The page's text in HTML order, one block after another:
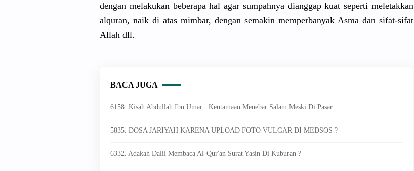
dengan melakukan beberapa hal agar sumpahnya dianggap kuat seperti meletakkan
alquran, naik di atas mimbar, dengan semakin memperbanyak Asma dan sifat-sifat
Allah dll.
BACA JUGA
6158. Kisah Abdullah Ibn Umar : Keutamaan Menebar Salam Meski Di Pasar
5835. DOSA JARIYAH KARENA UPLOAD FOTO VULGAR DI MEDSOS ?
6332. Adakah Dalil Membaca Al-Qur'an Surat Yasin Di Kuburan ?